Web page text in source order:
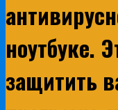
ноутбуке.
защитить